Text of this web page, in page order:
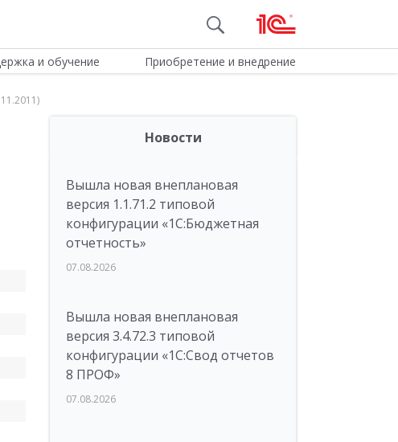
и обучение Приобретение и внедрение
Новости
Вышла новая внеплановая
версия 1.1.71.2 типовой
конфигурации «1C:Бюджетная
отчетность»
07.08.2026
Вышла новая внеплановая
версия 3.4.72.3 типовой
конфигурации «1C:Свод отчетов
8 ПРОФ»
07.08.2026